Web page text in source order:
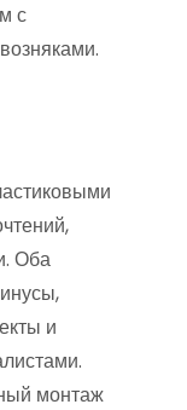
с
Оба
и
монтаж